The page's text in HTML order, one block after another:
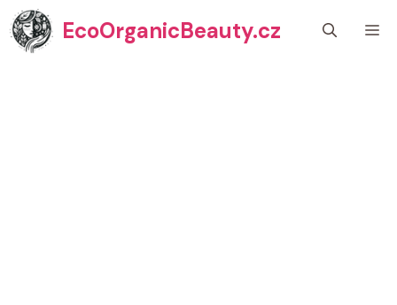
Přeskočit
na
obsah
EcoOrganicBeauty.cz